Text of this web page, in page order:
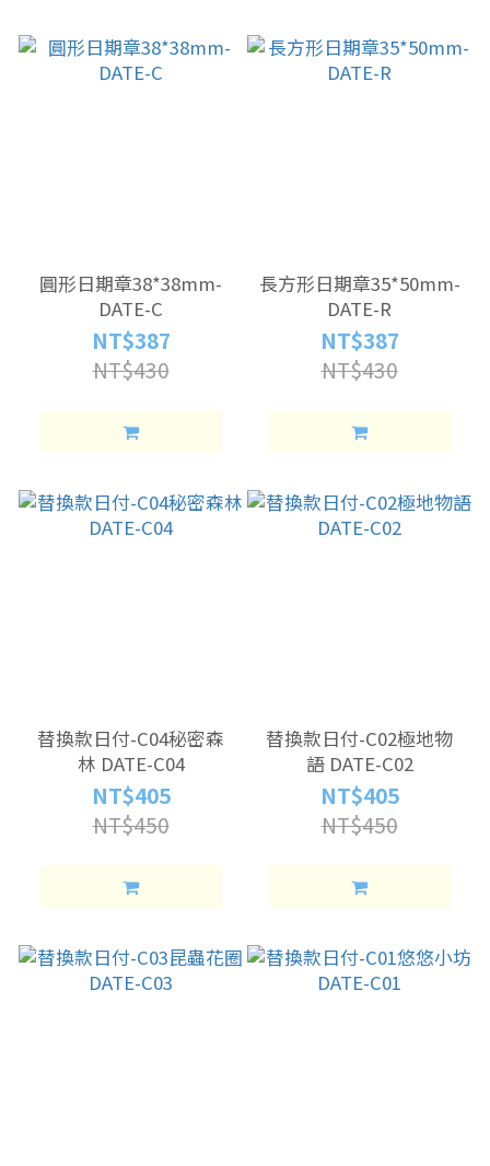
圓形日期章38*38mm-
DATE-C
NT$387
NT$430
長方形日期章35*50mm-
DATE-R
NT$387
NT$430
替換款日付-C04秘密森
林 DATE-C04
NT$405
NT$450
替換款日付-C02極地物
語 DATE-C02
NT$405
NT$450